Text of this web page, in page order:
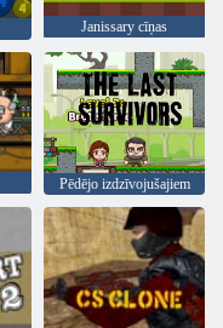
Janissary cīņas
Pēdējo izdzīvojušajiem